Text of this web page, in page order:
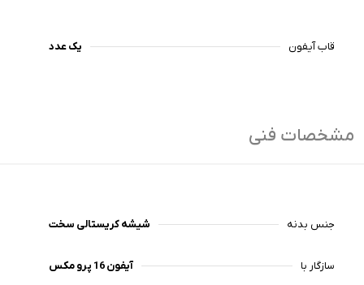
قاب آیفون یک عدد
مشخصات فنی
جنس بدنه شیشه کریستالی سخت
سازگار با آیفون 16 پرو مکس